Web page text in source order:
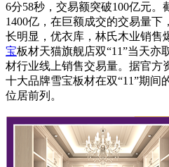
6分58秒，交易额突破100亿元。
1400亿，在巨额成交的交易量
长明显，优衣库，林氏木业销售
宝板材天猫旗舰店双“11”当天亦
材行业线上销售交易量。据官方
十大品牌雪宝板材在双“11”期间
位居前列。